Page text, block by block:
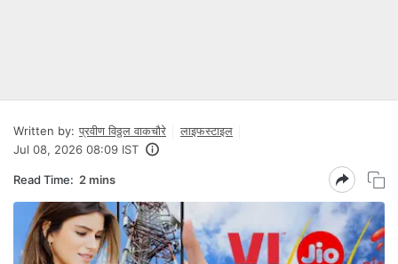
Written by: प्रवीण विठ्ठल वाकचौरे
लाइफस्टाइल
Jul 08, 2026 08:09 IST
Read Time: 2 mins